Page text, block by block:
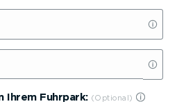
Ihrem Fuhrpark: